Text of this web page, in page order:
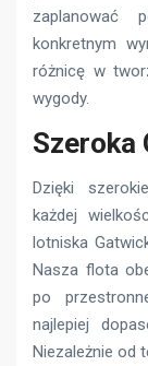
zaplanować
konkretnym
różnicę w
wygody.
Szeroka
Dzięki
każdej
lotniska
Nasza flota
po
najlepiej
Niezależnie od